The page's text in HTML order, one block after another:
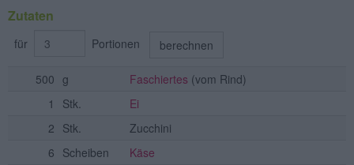
Zutaten
für Portionen berechnen
500 g Faschiertes (vom Rind)
1
Stk.
Ei
2 Stk.
Zucchini
6 Scheiben
Käse